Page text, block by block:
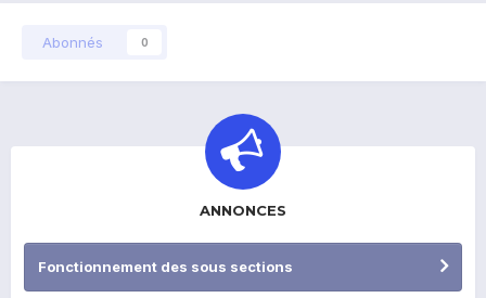
Abonnés 0
ANNONCES
Fonctionnement des sous sections